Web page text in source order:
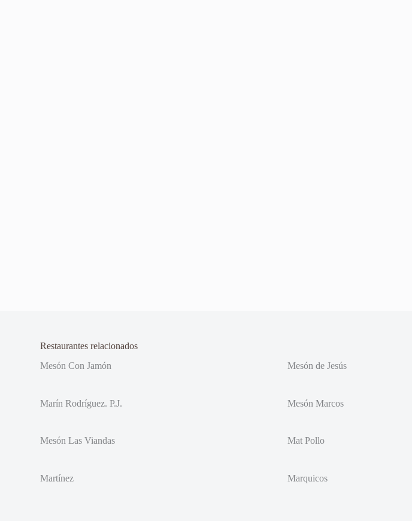
Restaurantes relacionados
Mesón Con Jamón
Mesón de Jesús
Marín Rodríguez. P.J. Mesón Marcos
Mesón Las Viandas Mat Pollo
Martínez Marquicos